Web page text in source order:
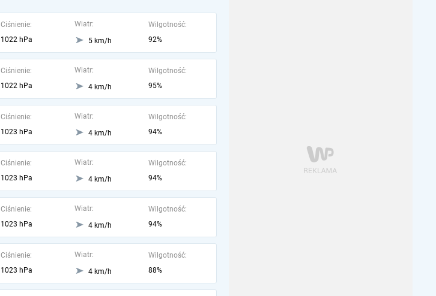
Ciśnienie:
1022 hPa
Wiatr:
5 km/h
Wilgotność:
92%
Ciśnienie:
1022 hPa
Wiatr:
4 km/h
Wilgotność:
95%
Ciśnienie:
1023 hPa
Wiatr:
4 km/h
Wilgotność:
94%
Ciśnienie:
1023 hPa
Wiatr:
4 km/h
Wilgotność:
94%
Ciśnienie:
1023 hPa
Wiatr:
4 km/h
Wilgotność:
94%
Ciśnienie:
1023 hPa
Wiatr:
4 km/h
Wilgotność:
88%